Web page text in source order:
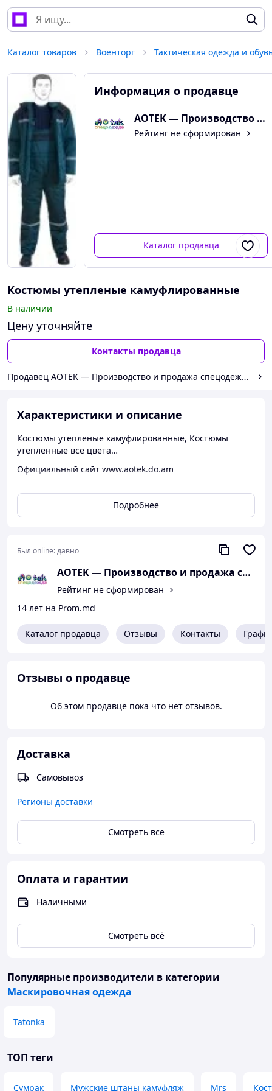
Каталог товаров Военторг Тактическая одежда и
Информация о продавце
AOTEK — Производство
Рейтинг не сформирован
Каталог продавца
Костюмы утепленые камуфлированные
В наличии
Цену уточняйте
Контакты продавца
Продавец AOTEK — Производство и продажа спецодежды
Характеристики и описание
Костюмы утепленые камуфлированные, Костюмы
утепленные все цвета…
Официальный сайт www.aotek.do.am
Подробнее
Был online:давно
AOTEK — Производство и продажа
Рейтинг не сформирован
14 лет на Prom.md
Каталог продавца Отзывы Контакты
Отзывы о продавце
Об этом продавце пока что нет отзывов.
Доставка
Самовывоз
Регионы доставки
Смотреть всё
Оплата и гарантии
Наличными
Смотреть всё
Популярные производители в категории
Маскировочная одежда
Tatonka
ТОП теги
Сумрак Мужские штаны камуфляж Mrs